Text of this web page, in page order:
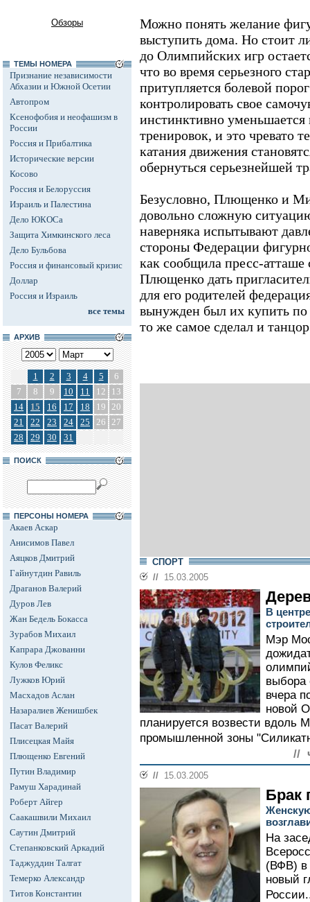
Обзоры
ТЕМЫ НОМЕРА
Признание независимости
Абхазии и Южной Осетии
Автопром
Ксенофобия и неофашизм в
России
Россия и Прибалтика
Исторические версии
Косово
Россия и Белоруссия
Израиль и Палестина
Дело ЮКОСа
Защита Химкинского леса
Дело Бульбова
Россия и финансовый кризис
Доллар
Россия и Израиль
все темы
АРХИВ
1 2 3 4 5
6
7
8 9 10 11 12
13
14
15 16 17 18 19 20
21
22 23 24 25 26 27
28
29 30 31
ПОИСК
ПЕРСОНЫ НОМЕРА
Акаев Аскар
Анисимов Павел
Аяцков Дмитрий
Гайнутдин Равиль
Драганов Валерий
Дуров Лев
Жан Бедель Бокасса
Зурабов Михаил
Капрара Джованни
Кулов Феликс
Лужков Юрий
Масхадов Аслан
Назаралиев Женишбек
Пасат Валерий
Плисецкая Майя
Плющенко Евгений
Путин Владимир
Рамуш Харадинай
Роберт Айгер
Саакашвили Михаил
Саутин Дмитрий
Степанковский Аркадий
Таджуддин Талгат
Темерко Александр
Титов Константин
Можно понять желание
выступить дома. Но стоит
до Олимпийских игр
что во время серьезного
притупляется болевой
контролировать свое
инстинктивно уменьшается
тренировок, и это чревато
катания движения
обернуться серьезнейшей
Безусловно, Плющенко и
довольно сложную
наверняка испытывают
стороны Федерации
как сообщила пресс-атташе
Плющенко дать
для его родителей
вынужден был их купить по
то же самое сделал и
СПОРТ
// 15.03.2005
В
Мэр
вчера
новой
планируется возвести вдоль
промышленной зоны
//
// 15.03.2005
Брак
На
(ВФВ) в
новый